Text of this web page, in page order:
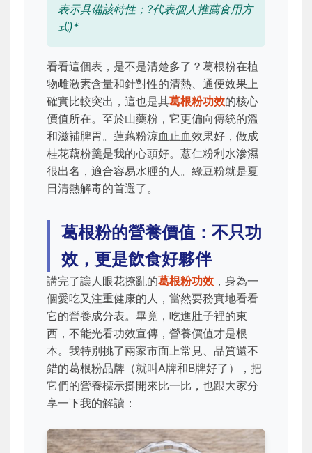
表示具備該特性；?代表個人推薦食用方
式)*
看看這個表，是不是清楚多了？葛根粉在植
物雌激素含量和針對性的清熱、通便效果上
確實比較突出，這也是其葛根粉功效的核心
價值所在。至於山藥粉，它更偏向傳統的溫
和滋補脾胃。蓮藕粉涼血止血效果好，做成
桂花藕粉羹是我的心頭好。薏仁粉利水滲濕
很出名，適合容易水腫的人。綠豆粉就是夏
日清熱解毒的首選了。
葛根粉的營養價值：不只功
效，更是飲食好夥伴
講完了讓人眼花撩亂的葛根粉功效 ，身為一
個愛吃又注重健康的人，當然要務實地看看
它的營養成分表。畢竟，吃進肚子裡的東
西，不能光看功效宣傳，營養價值才是根
本。我特別挑了兩家市面上常見、品質還不
錯的葛根粉品牌（就叫A牌和B牌好了），把
它們的營養標示攤開來比一比，也跟大家分
享一下我的解讀：